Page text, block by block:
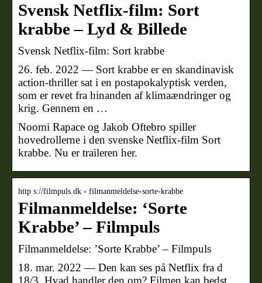
Svensk Netflix-film: Sort
krabbe – Lyd & Billede
Svensk Netflix-film: Sort krabbe
26. feb. 2022 — Sort krabbe er en skandinavisk
action-thriller sat i en postapokalyptisk verden,
som er revet fra hinanden af klimaændringer og
krig. Gennem en …
Noomi Rapace og Jakob Oftebro spiller
hovedrollerne i den svenske Netflix-film Sort
krabbe. Nu er traileren her.
http s://filmpuls.dk › filmanmeldelse-sorte-krabbe
Filmanmeldelse: ‘Sorte
Krabbe’ – Filmpuls
Filmanmeldelse: ’Sorte Krabbe’ – Filmpuls
18. mar. 2022 — Den kan ses på Netflix fra d
18/3. Hvad handler den om? Filmen kan bedst